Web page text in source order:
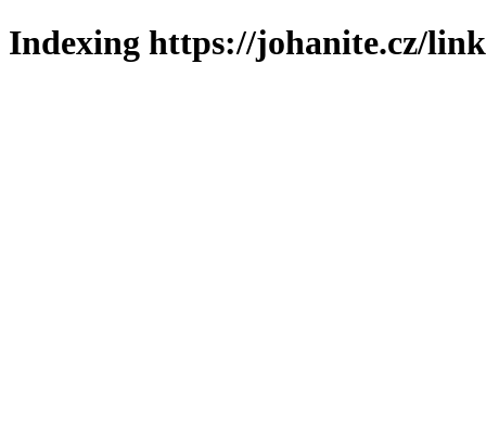
Indexing https://johanite.cz/